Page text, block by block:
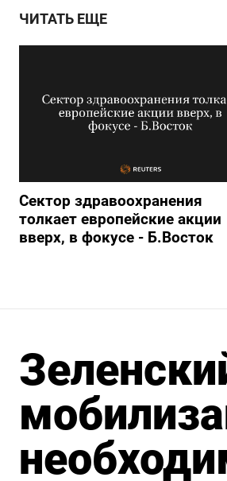
ЧИТАТЬ ЕЩЕ
Сектор здравоохранения
толкает европейские акции
вверх, в фокусе - Б.Восток